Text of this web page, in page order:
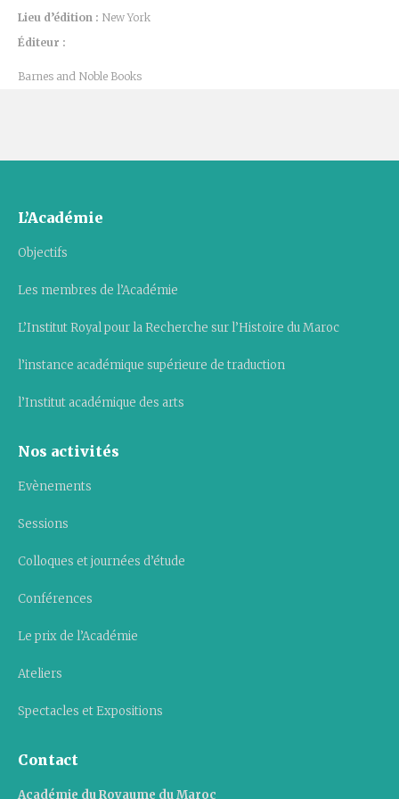
Lieu d’édition : New York
Éditeur :
Barnes and Noble Books
L’Académie
Objectifs
Les membres de l’Académie
L’Institut Royal pour la Recherche sur l’Histoire du Maroc
l’instance académique supérieure de traduction
l’Institut académique des arts
Nos activités
Evènements
Sessions
Colloques et journées d’étude
Conférences
Le prix de l’Académie
Ateliers
Spectacles et Expositions
Contact
Académie du Royaume du Maroc